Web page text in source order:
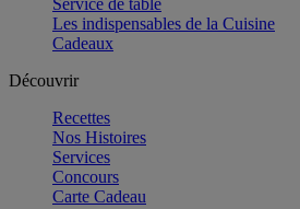
Les indispensables de la Cuisine
Cadeaux
Découvrir
Recettes
Nos Histoires
Services
Concours
Carte Cadeau